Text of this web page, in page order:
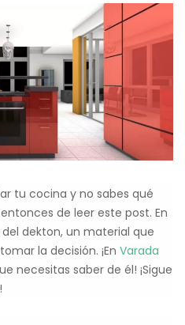
tu cocina y no sabes qué
de leer este post. En
dekton, un material que
la decisión. ¡En Varada
necesitas saber de él! ¡Sigue